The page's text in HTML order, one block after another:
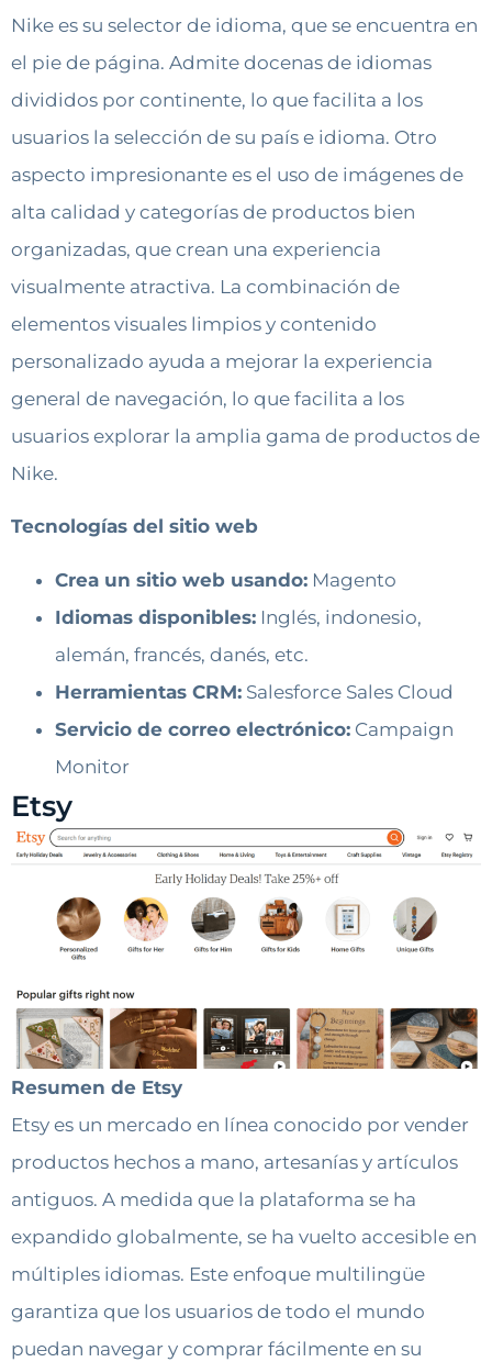
Nike es su selector de idioma, que se encuentra en
el pie de página. Admite docenas de idiomas
divididos por continente, lo que facilita a los
usuarios la selección de su país e idioma. Otro
aspecto impresionante es el uso de imágenes de
alta calidad y categorías de productos bien
organizadas, que crean una experiencia
visualmente atractiva. La combinación de
elementos visuales limpios y contenido
personalizado ayuda a mejorar la experiencia
general de navegación, lo que facilita a los
usuarios explorar la amplia gama de productos de
Nike.
Tecnologías del sitio web
Crea un sitio web usando: Magento
Idiomas disponibles: Inglés, indonesio,
alemán, francés, danés, etc.
Herramientas CRM: Salesforce Sales Cloud
Servicio de correo electrónico: Campaign
Monitor
Etsy
Resumen de Etsy
Etsy es un mercado en línea conocido por vender
productos hechos a mano, artesanías y artículos
antiguos. A medida que la plataforma se ha
expandido globalmente, se ha vuelto accesible en
múltiples idiomas. Este enfoque multilingüe
garantiza que los usuarios de todo el mundo
puedan navegar y comprar fácilmente en su